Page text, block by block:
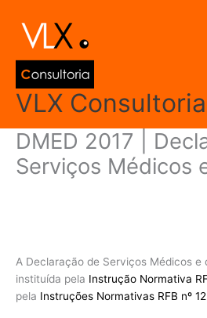
para
conteúdo
VLX Consultoria
DMED 2017 |
Serviços Médicos
A Declaração de Serviços Médicos e
instituída pela Instrução Normativa
pela Instruções Normativas RFB nº